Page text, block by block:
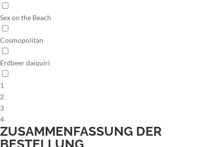
Sex on the Beach
Cosmopolitan
Erdbeer daiquiri
1
2
3
4
ZUSAMMENFASSUNG DER
BESTELLUNG